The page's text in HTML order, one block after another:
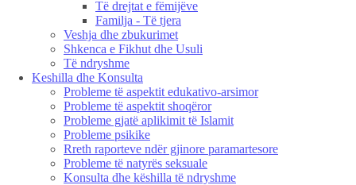
Të drejtat e fëmijëve
Familja - Të tjera
Veshja dhe zbukurimet
Shkenca e Fikhut dhe Usuli
Të ndryshme
Keshilla dhe Konsulta
Probleme të aspektit edukativo-arsimor
Probleme të aspektit shoqëror
Probleme gjatë aplikimit të Islamit
Probleme psikike
Rreth raporteve ndër gjinore paramartesore
Probleme të natyrës seksuale
Konsulta dhe këshilla të ndryshme